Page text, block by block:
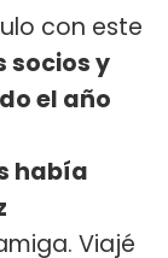
con este
socios y
el año
había
Viajé